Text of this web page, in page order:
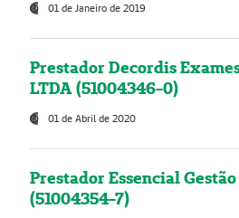
01 de Janeiro de 2019
Prestador Decordis
LTDA (51004346-0)
01 de Abril de 2020
Prestador Essencial
(51004354-7)